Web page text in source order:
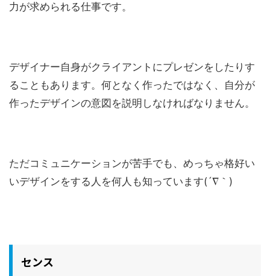
力が求められる仕事です。
デザイナー自身がクライアントにプレゼンをしたりす
ることもあります。何となく作ったではなく、自分が
作ったデザインの意図を説明しなければなりません。
ただコミュニケーションが苦手でも、めっちゃ格好い
いデザインをする人を何人も知っています(´∇｀)
センス